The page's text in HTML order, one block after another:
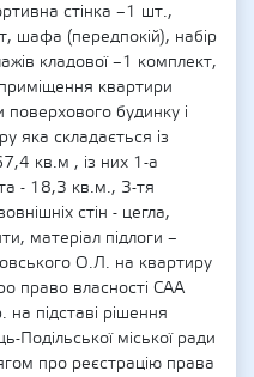
стінка –1 шт.,
шафа (передпокій), набір
кладової –1 комплект,
квартири
будинку і
яка складається із
кв.м , із них 1-а
- 18,3 кв.м., 3-тя
стін - цегла,
матеріал підлоги –
О.Л. на квартиру
право власності САА
підставі рішення
Подільської міської ради
про реєстрацію права